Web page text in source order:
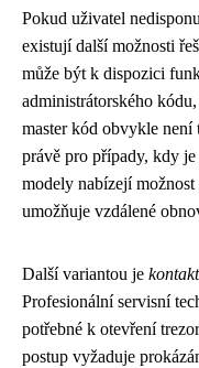
Pokud uživatel
existují další možnosti
může být k dispozici
administrátorského
master kód obvykle není
právě pro případy, kdy
modely nabízejí
umožňuje vzdálené
Další variantou je
Profesionální servisní
potřebné k otevření
postup vyžaduje